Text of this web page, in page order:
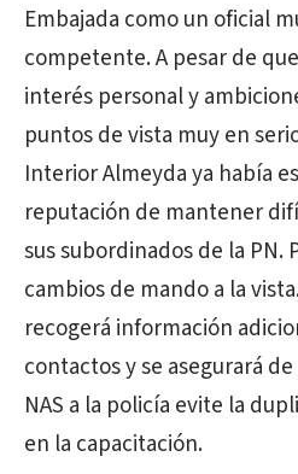
Embajada como un oficial
competente. A pesar de
interés personal y
puntos de vista muy en
Interior Almeyda ya había
reputación de mantener
sus subordinados de la PN.
cambios de mando a la
recogerá información
contactos y se asegurará
NAS a la policía evite la
en la capacitación.